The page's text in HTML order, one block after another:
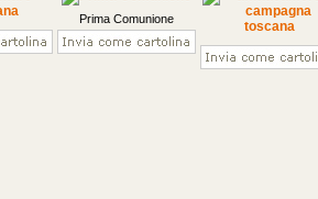
Prima Comunione